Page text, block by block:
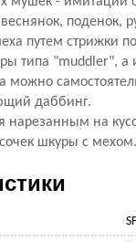
поденок,
путем стрижки
типа "muddler", а
можно
даббинг.
нарезанным на
шкуры с мехом.